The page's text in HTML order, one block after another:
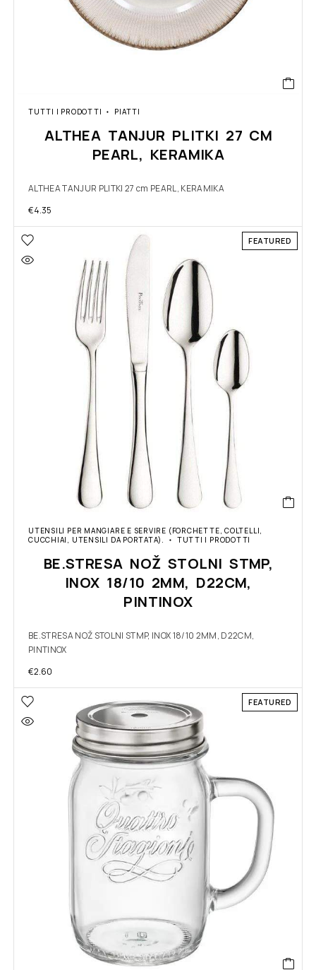
TUTTI I PRODOTTI PIATTI
ALTHEA TANJUR PLITKI 27 CM
PEARL, KERAMIKA
ALTHEA TANJUR PLITKI 27 cm PEARL, KERAMIKA
€4.35
FEATURED
UTENSILI PER MANGIARE E SERVIRE (FORCHETTE, COLTELLI,
CUCCHIAI, UTENSILI DA PORTATA).
TUTTI I PRODOTTI
BE.STRESA NOŽ STOLNI STMP,
INOX 18/10 2MM, D22CM,
PINTINOX
BE.STRESA NOŽ STOLNI STMP, INOX 18/10 2MM, D22CM,
PINTINOX
€2.60
FEATURED